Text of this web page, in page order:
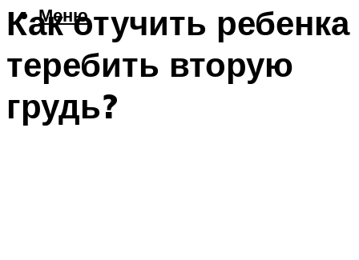
Меню
Как отучить ребенка
теребить вторую
грудь?